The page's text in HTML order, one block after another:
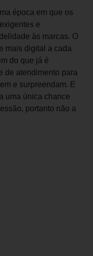
época em que os
e
às marcas. O
mais digital a cada
do que já é
de atendimento para
e surpreendam. E
uma única chance
portanto não a